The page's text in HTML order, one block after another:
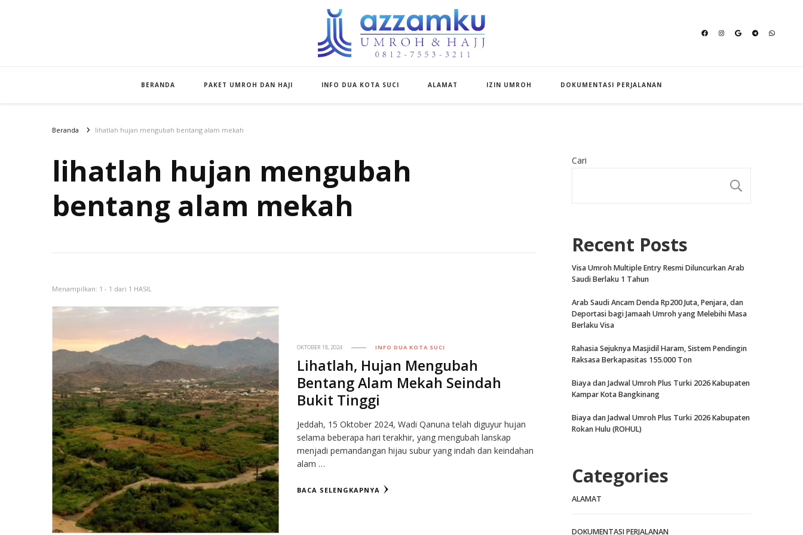
BERANDA PAKET UMROH DAN HAJI INFO DUA KOTA SUCI ALAMAT IZIN UMROH DOKUMENTASI PERJALANAN
Beranda lihatlah hujan mengubah bentang alam mekah
lihatlah hujan mengubah
bentang alam mekah
Menampilkan: 1 - 1 dari 1 HASIL
OKTOBER 18, 2024 INFO DUA KOTA SUCI
Lihatlah, Hujan Mengubah
Bentang Alam Mekah Seindah
Bukit Tinggi
Jeddah, 15 Oktober 2024, Wadi Qanuna telah diguyur hujan
selama beberapa hari terakhir, yang mengubah lanskap
menjadi pemandangan hijau subur yang indah dan keindahan
alam …
BACA SELENGKAPNYA
Cari
Recent Posts
Visa Umroh Multiple Entry Resmi Diluncurkan Arab
Saudi Berlaku 1 Tahun
Arab Saudi Ancam Denda Rp200 Juta, Penjara, dan
Deportasi bagi Jamaah Umroh yang Melebihi Masa
Berlaku Visa
Rahasia Sejuknya Masjidil Haram, Sistem Pendingin
Raksasa Berkapasitas 155.000 Ton
Biaya dan Jadwal Umroh Plus Turki 2026 Kabupaten
Kampar Kota Bangkinang
Biaya dan Jadwal Umroh Plus Turki 2026 Kabupaten
Rokan Hulu (ROHUL)
Categories
ALAMAT
DOKUMENTASI PERJALANAN